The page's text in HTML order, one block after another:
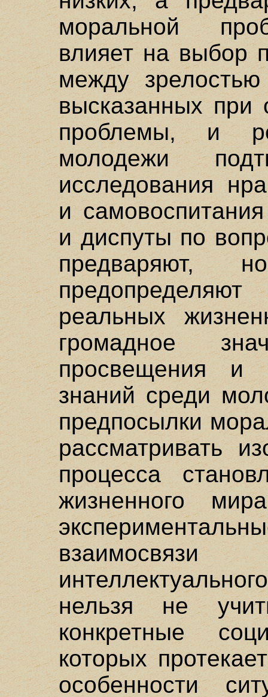
моральной
влияет на выбор
между
высказанных при
проблемы, и
молодежи
исследования
и
и диспуты по
реальных
громадное
просвещения и
знаний среди
предпосылки
рассматривать
процесса
жизненного
нельзя не
конкретные
которых
особенности